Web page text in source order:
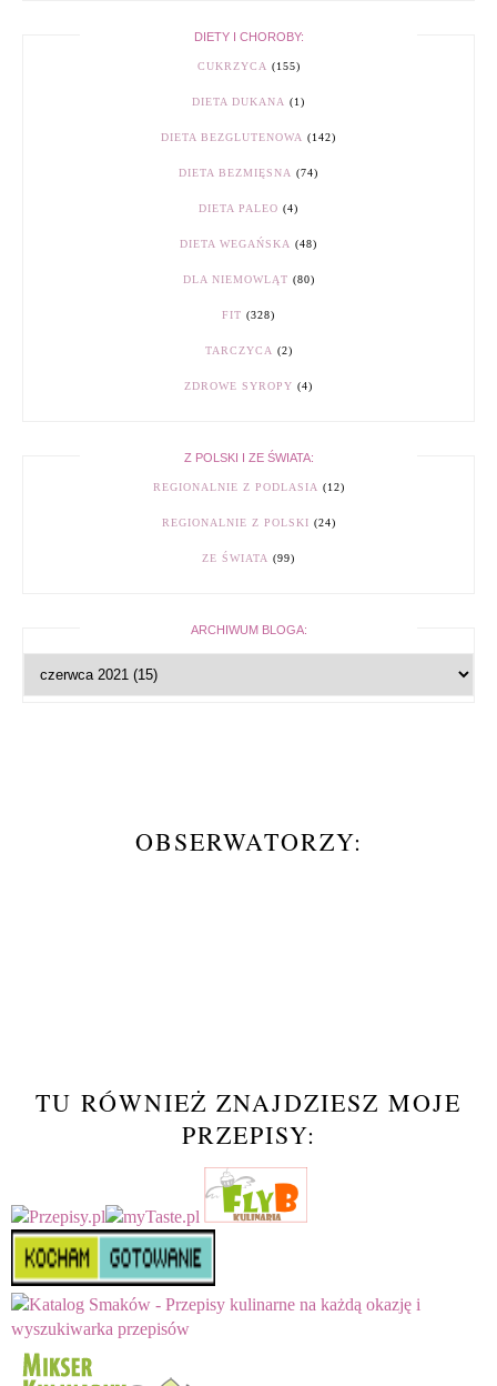
DIETY I CHOROBY:
CUKRZYCA (155)
DIETA DUKANA (1)
DIETA BEZGLUTENOWA (142)
DIETA BEZMIĘSNA (74)
DIETA PALEO (4)
DIETA WEGAŃSKA (48)
DLA NIEMOWLĄT (80)
FIT (328)
TARCZYCA (2)
ZDROWE SYROPY (4)
Z POLSKI I ZE ŚWIATA:
REGIONALNIE Z PODLASIA (12)
REGIONALNIE Z POLSKI (24)
ZE ŚWIATA (99)
ARCHIWUM BLOGA:
OBSERWATORZY:
TU RÓWNIEŻ ZNAJDZIESZ MOJE
PRZEPISY: